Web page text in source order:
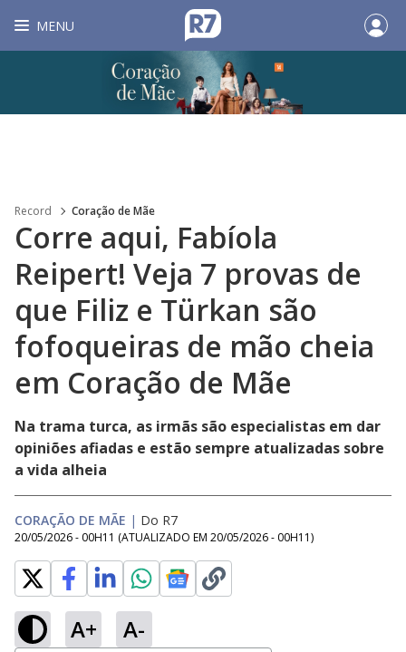
MENU
Record Coração de Mãe
Corre aqui, Fabíola
Reipert! Veja 7 provas de
que Filiz e Türkan são
fofoqueiras de mão cheia
em Coração de Mãe
Na trama turca, as irmãs são especialistas em dar
opiniões afiadas e estão sempre atualizadas sobre
a vida alheia
CORAÇÃO DE MÃE | Do R7
20/05/2026 - 00H11 (ATUALIZADO EM 20/05/2026 - 00H11)
A+ A-